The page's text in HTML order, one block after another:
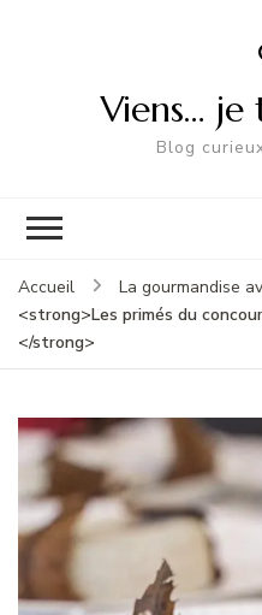
Viens… je
Blog
Accueil
La gourmandise
<strong>Les primés du
</strong>